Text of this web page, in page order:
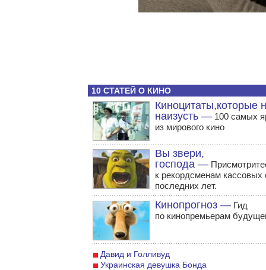
10 СТАТЕЙ О КИНО
Киноцитаты,которые
наизусть — 100 самых
из мирового кино
Вы звери,
господа —
к рекордсменам кассовых
последних лет.
Кинопрогноз — Гид
по кинопремьерам
Давид и Голливуд
Украинская девушка Бонда